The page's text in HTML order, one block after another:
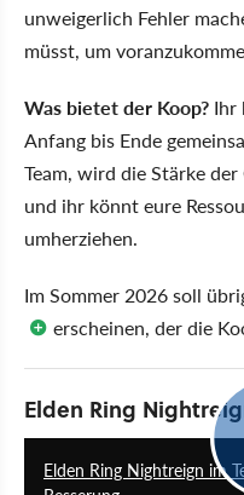
unweigerlich Fehler
müsst, um
Was bietet der Koop? Ihr
Anfang bis Ende
Team, wird die Stärke
und ihr könnt eure
umherziehen.
Im Sommer 2026 soll
erscheinen, der die
Elden Ring
Elden Ring Nightreign im